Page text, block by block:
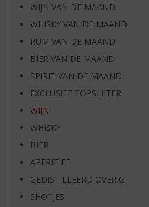
WIJN VAN DE MAAND
WHISKY VAN DE MAAND
RUM VAN DE MAAND
BIER VAN DE MAAND
SPIRIT VAN DE MAAND
EXCLUSIEF TOPSLIJTER
WIJN
WHISKY
BIER
APERITIEF
GEDISTILLEERD OVERIG
SHOTJES